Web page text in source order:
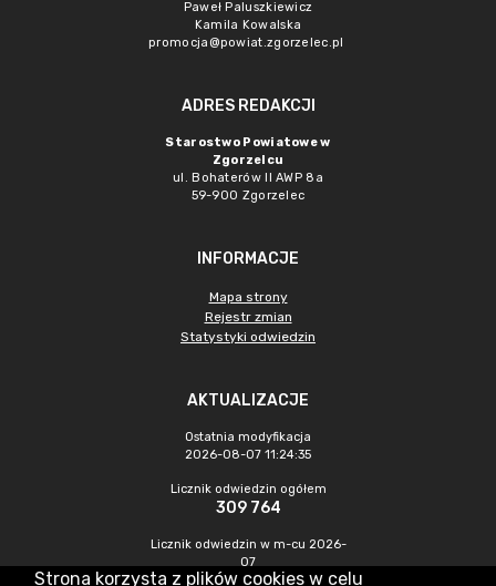
Paweł Paluszkiewicz
Kamila Kowalska
promocja@powiat.zgorzelec.pl
ADRES REDAKCJI
Starostwo Powiatowe w
Zgorzelcu
ul. Bohaterów II AWP 8a
59-900 Zgorzelec
INFORMACJE
Mapa strony
Rejestr zmian
Statystyki odwiedzin
AKTUALIZACJE
Ostatnia modyfikacja
2026-08-07 11:24:35
Licznik odwiedzin ogółem
309 764
Licznik odwiedzin w m-cu 2026-
07
462
Strona korzysta z plików cookies w celu